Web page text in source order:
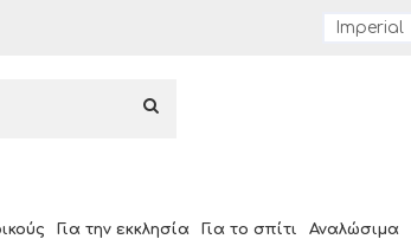
Για την εκκλησία Για το σπίτι Αναλώσιμα